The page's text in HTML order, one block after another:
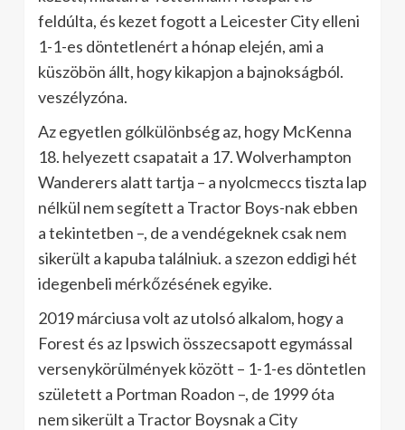
feldúlta, és kezet fogott a Leicester City elleni
1-1-es döntetlenért a hónap elején, ami a
küszöbön állt, hogy kikapjon a bajnokságból.
veszélyzóna.
Az egyetlen gólkülönbség az, hogy McKenna
18. helyezett csapatait a 17. Wolverhampton
Wanderers alatt tartja – a nyolcmeccs tiszta lap
nélkül nem segített a Tractor Boys-nak ebben
a tekintetben –, de a vendégeknek csak nem
sikerült a kapuba találniuk. a szezon eddigi hét
idegenbeli mérkőzésének egyike.
2019 márciusa volt az utolsó alkalom, hogy a
Forest és az Ipswich összecsapott egymással
versenykörülmények között – 1-1-es döntetlen
született a Portman Roadon –, de 1999 óta
nem sikerült a Tractor Boysnak a City